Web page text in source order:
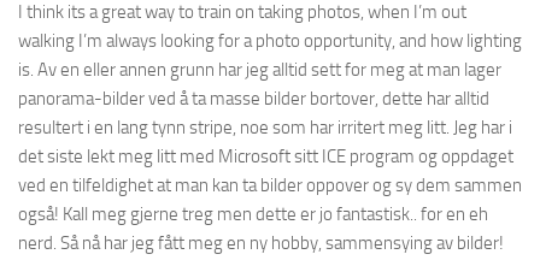
I think its a great way to train on taking photos, when I’m out
walking I’m always looking for a photo opportunity, and how lighting
is. Av en eller annen grunn har jeg alltid sett for meg at man lager
panorama-bilder ved å ta masse bilder bortover, dette har alltid
resultert i en lang tynn stripe, noe som har irritert meg litt. Jeg har i
det siste lekt meg litt med Microsoft sitt ICE program og oppdaget
ved en tilfeldighet at man kan ta bilder oppover og sy dem sammen
også! Kall meg gjerne treg men dette er jo fantastisk.. for en eh
nerd. Så nå har jeg fått meg en ny hobby, sammensying av bilder!